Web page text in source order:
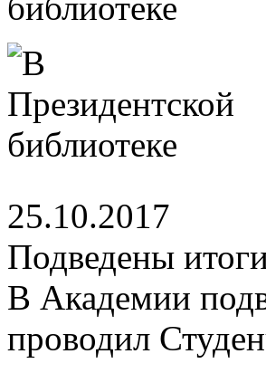
25.10.2017
Подведены
В Академии
проводил